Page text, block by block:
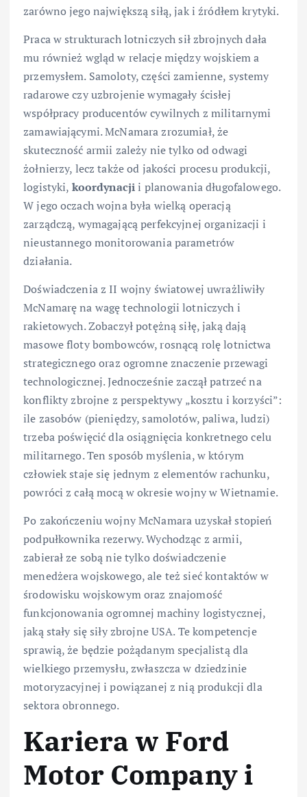
zarówno jego największą siłą, jak i źródłem krytyki.
Praca w strukturach lotniczych sił zbrojnych dała
mu również wgląd w relacje między wojskiem a
przemysłem. Samoloty, części zamienne, systemy
radarowe czy uzbrojenie wymagały ścisłej
współpracy producentów cywilnych z militarnymi
zamawiającymi. McNamara zrozumiał, że
skuteczność armii zależy nie tylko od odwagi
żołnierzy, lecz także od jakości procesu produkcji,
logistyki, koordynacjii planowania długofalowego.
W jego oczach wojna była wielką operacją
zarządczą, wymagającą perfekcyjnej organizacji i
nieustannego monitorowania parametrów
działania.
Doświadczenia z II wojny światowej uwrażliwiły
McNamarę na wagę technologii lotniczych i
rakietowych. Zobaczył potężną siłę, jaką dają
masowe floty bombowców, rosnącą rolę lotnictwa
strategicznego oraz ogromne znaczenie przewagi
technologicznej. Jednocześnie zaczął patrzeć na
konflikty zbrojne z perspektywy „kosztu i korzyści”:
ile zasobów (pieniędzy, samolotów, paliwa, ludzi)
trzeba poświęcić dla osiągnięcia konkretnego celu
militarnego. Ten sposób myślenia, w którym
człowiek staje się jednym z elementów rachunku,
powróci z całą mocą w okresie wojny w Wietnamie.
Po zakończeniu wojny McNamara uzyskał stopień
podpułkownika rezerwy. Wychodząc z armii,
zabierał ze sobą nie tylko doświadczenie
menedżera wojskowego, ale też sieć kontaktów w
środowisku wojskowym oraz znajomość
funkcjonowania ogromnej machiny logistycznej,
jaką stały się siły zbrojne USA. Te kompetencje
sprawią, że będzie pożądanym specjalistą dla
wielkiego przemysłu, zwłaszcza w dziedzinie
motoryzacyjnej i powiązanej z nią produkcji dla
sektora obronnego.
Kariera w Ford
Motor Company i